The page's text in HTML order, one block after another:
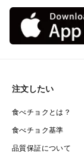
注文したい
食べチョクとは？
食べチョク基準
品質保証について